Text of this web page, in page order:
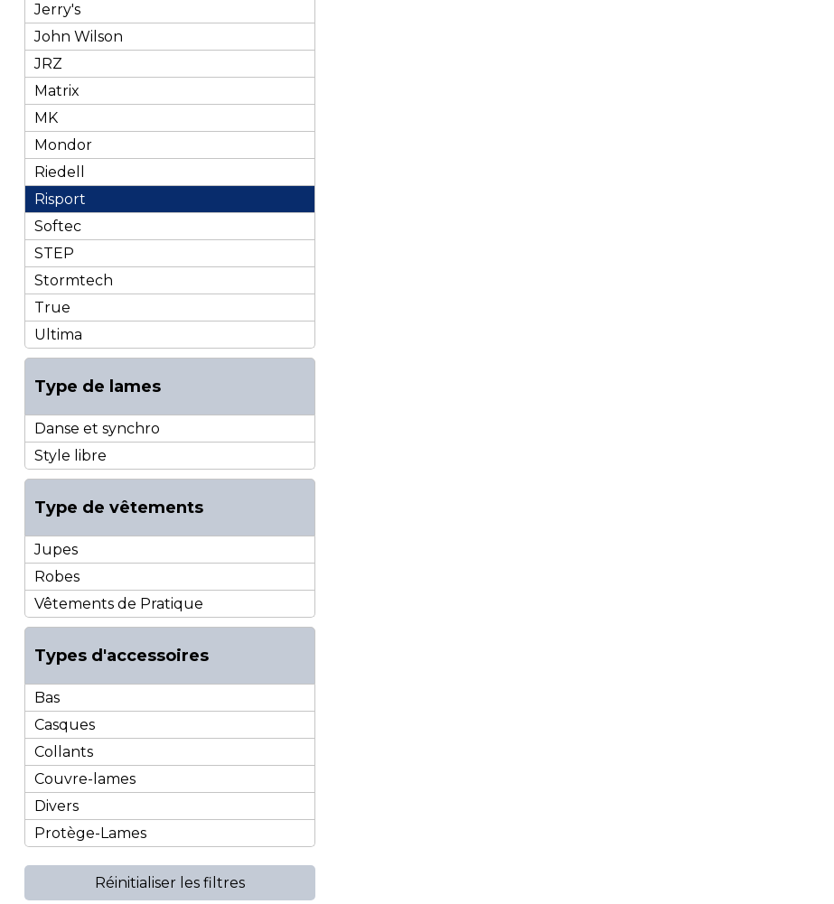
Jerry's
John Wilson
JRZ
Matrix
MK
Mondor
Riedell
Risport
Softec
STEP
Stormtech
True
Ultima
Type de lames
Danse et synchro
Style libre
Type de vêtements
Jupes
Robes
Vêtements de Pratique
Types d'accessoires
Bas
Casques
Collants
Couvre-lames
Divers
Protège-Lames
Réinitialiser les filtres